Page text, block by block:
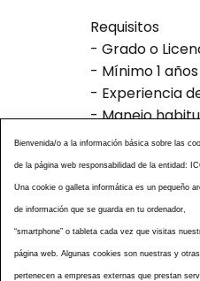
Requisitos
- Grado o
- Mínimo 1
- Experiencia
- Manejo
¿Qué
- Entorno de
- Formación
- Beneficios
-
Bienvenida/o a la información básica sobre las
de la página web responsabilidad de la entidad:
Una cookie o galleta informática es un pequeño
de información que se guarda en tu ordenador,
“smartphone” o tableta cada vez que visitas
página web. Algunas cookies son nuestras y otras
pertenecen a empresas externas que prestan